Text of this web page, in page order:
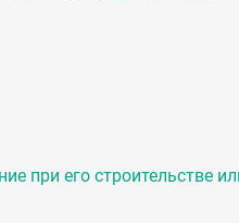
при его строительстве